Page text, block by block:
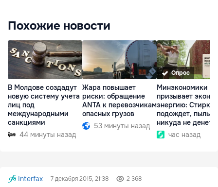
Похожие новости
В Молдове создадут
новую систему учета
лиц под
международными
санкциями
44 минуты назад
Жара повышает
риски: обращение
ANTA к перевозчикам
опасных грузов
53 минуты назад
Опрос
Минэкономики
призывает
энергию: Стирка
подождет, пыль
никуда не
час назад
Interfax 7 декабря 2015, 21:38 2 368